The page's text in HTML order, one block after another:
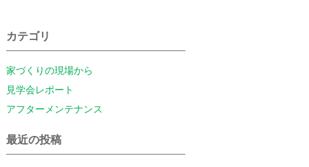
カテゴリ
家づくりの現場から
見学会レポート
アフターメンテナンス
最近の投稿